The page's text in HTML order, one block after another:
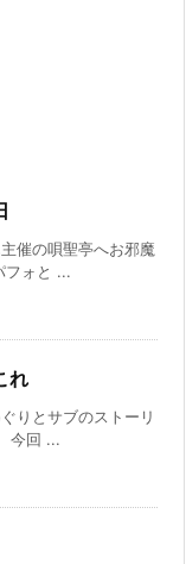
催の唄聖亭へお邪魔
ォと ...
れ
りとサブのストーリ
回 ...